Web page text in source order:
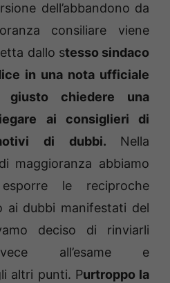
dell’abbandono da
consiliare viene
dallo stesso sindaco
in una nota ufficiale
chiedere una
ai consiglieri di
di dubbi. Nella
maggioranza abbiamo
le reciproche
ai dubbi manifestati del
deciso di rinviarli
all’esame e
altri punti. Purtroppo la